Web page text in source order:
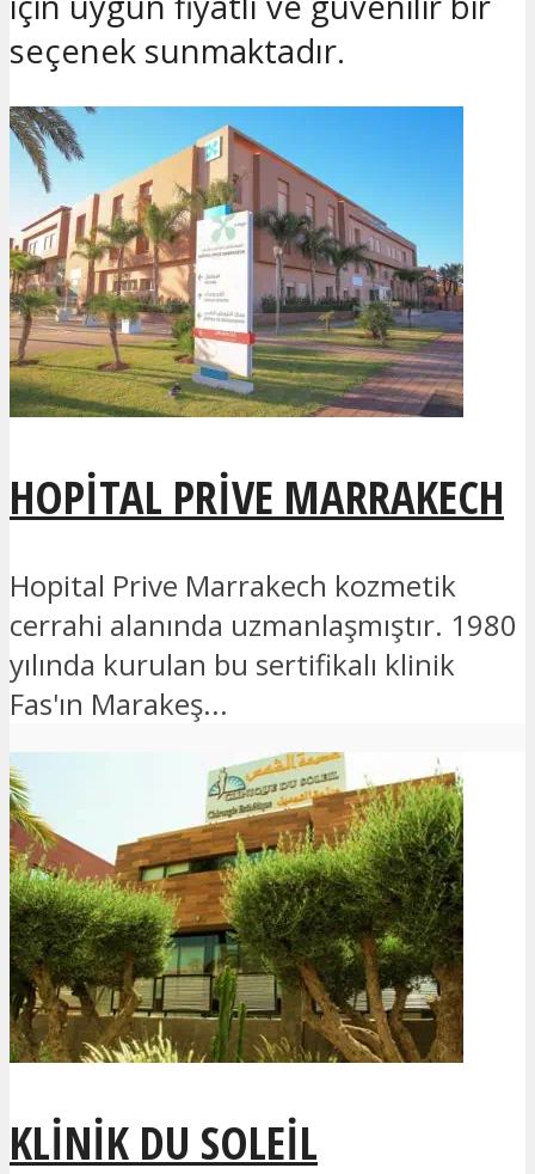
seçenek sunmaktadır.
HOPITAL PRIVE MARRAKECH
Hopital Prive Marrakech kozmetik
cerrahi alanında uzmanlaşmıştır. 1980
yılında kurulan bu sertifikalı klinik
Fas'ın Marakeş...
KLINIK DU SOLEIL